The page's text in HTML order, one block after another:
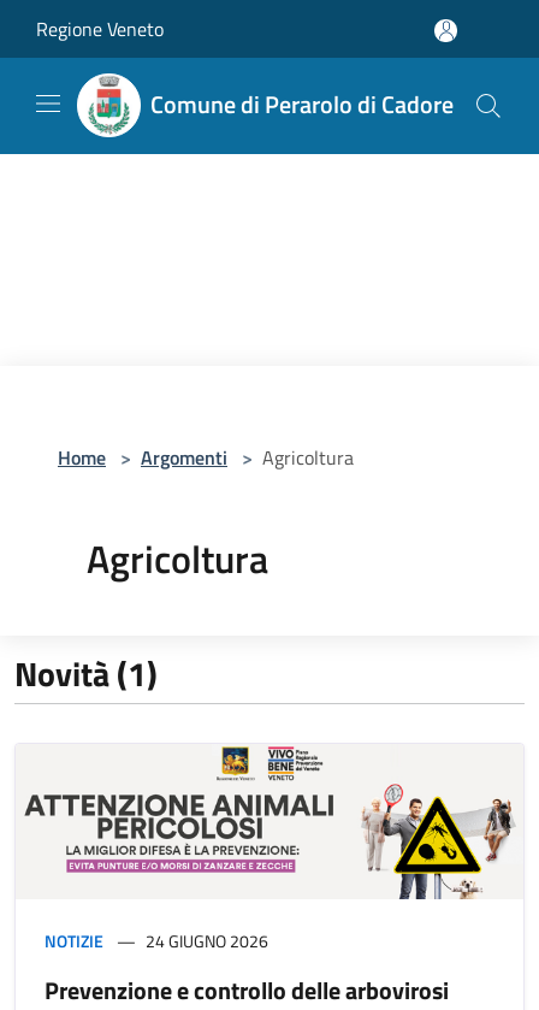
Regione Veneto
Comune di Perarolo di Cadore
Home > Argomenti > Agricoltura
Agricoltura
Novità (1)
NOTIZIE 24 GIUGNO 2026
Prevenzione e controllo delle arbovirosi